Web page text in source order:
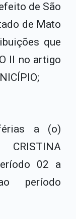
de São
de Mato
que
II no artigo
a (o)
02 a
período